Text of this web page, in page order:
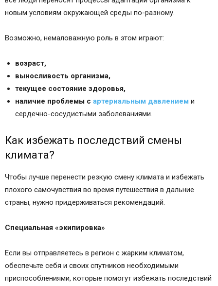
новым условиям окружающей среды по-разному.
Возможно, немаловажную роль в этом играют:
возраст,
выносливость организма,
текущее состояние здоровья,
наличие проблемы с артериальным давлением и
сердечно-сосудистыми заболеваниями.
Как избежать последствий смены
климата?
Чтобы лучше перенести резкую смену климата и избежать
плохого самочувствия во время путешествия в дальние
страны, нужно придерживаться рекомендаций.
Специальная «экипировка»
Если вы отправляетесь в регион с жарким климатом,
обеспечьте себя и своих спутников необходимыми
приспособлениями, которые помогут избежать последствий